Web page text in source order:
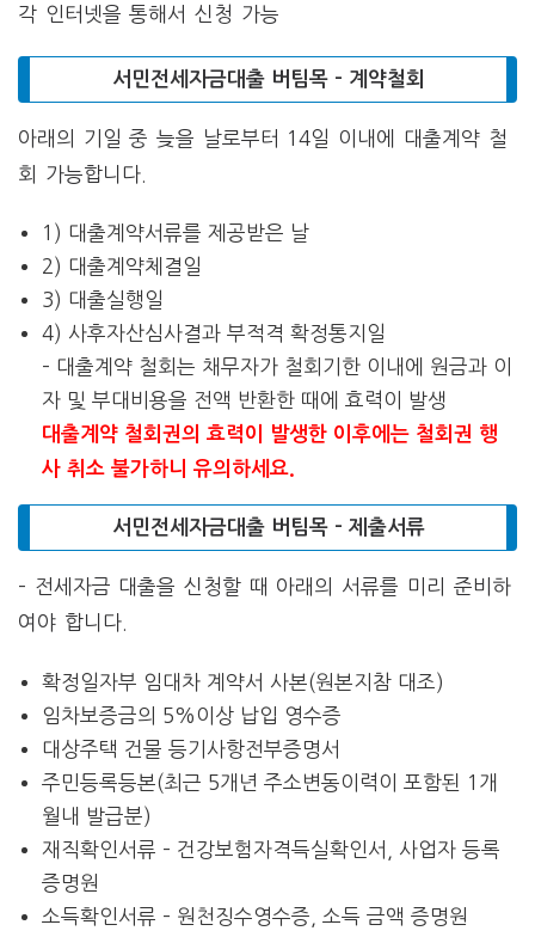
각 인터넷을 통해서 신청 가능
서민전세자금대출 버팀목 – 계약철회
아래의 기일 중 늦을 날로부터 14일 이내에 대출계약 철
회 가능합니다.
1) 대출계약서류를 제공받은 날
2) 대출계약체결일
3) 대출실행일
4) 사후자산심사결과 부적격 확정통지일
– 대출계약 철회는 채무자가 철회기한 이내에 원금과 이
자 및 부대비용을 전액 반환한 때에 효력이 발생
대출계약 철회권의 효력이 발생한 이후에는 철회권 행
사 취소 불가하니 유의하세요.
서민전세자금대출 버팀목 – 제출서류
– 전세자금 대출을 신청할 때 아래의 서류를 미리 준비하
여야 합니다.
확정일자부 임대차 계약서 사본(원본지참 대조)
임차보증금의 5%이상 납입 영수증
대상주택 건물 등기사항전부증명서
주민등록등본(최근 5개년 주소변동이력이 포함된 1개
월내 발급분)
재직확인서류 – 건강보험자격득실확인서, 사업자 등록
증명원
소득확인서류 – 원천징수영수증, 소득 금액 증명원